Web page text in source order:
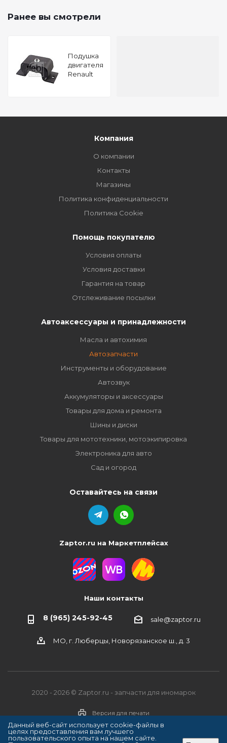
Ранее вы смотрели
Подушкa
двигателя
Renault
Компания
О компании
Контакты
Магазины
Политика конфиденциальности
Политика Cookie
Помощь покупателю
Условия оплаты
Условия доставки
Гарантия на товар
Отслеживание посылки
Автоаксессуары и принадлежности
Масла и автохимия
Автозапчасти
Инструменты и оборудование
Автозвук
Аккумуляторы и аксессуары
Товары для дома и ремонта
Шины и диски
Товары для мототехники, мотоэкипировка
Электроника для авто
Сад и огород
Оставайтесь на связи
Zaptor.ru на Маркетплейсах
Наши контакты
8 (965) 245-92-45 sale@zaptor.ru
МО, г. Люберцы, Новорязанское ш., д. 3
2020 - 2026 © Zaptor.ru - запчасти для иномарок
Версия для печати
Данный веб-сайт использует cookie-файлы в
целях предоставления вам лучшего
пользовательского опыта на нашем сайте.